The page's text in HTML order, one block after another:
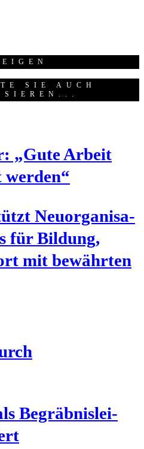
SIE AUCH
„Gute Arbeit
werden“
Neu­or­ga­ni­sa­
für Bil­dung,
mit bewähr­ten
Begräb­nis­lei­